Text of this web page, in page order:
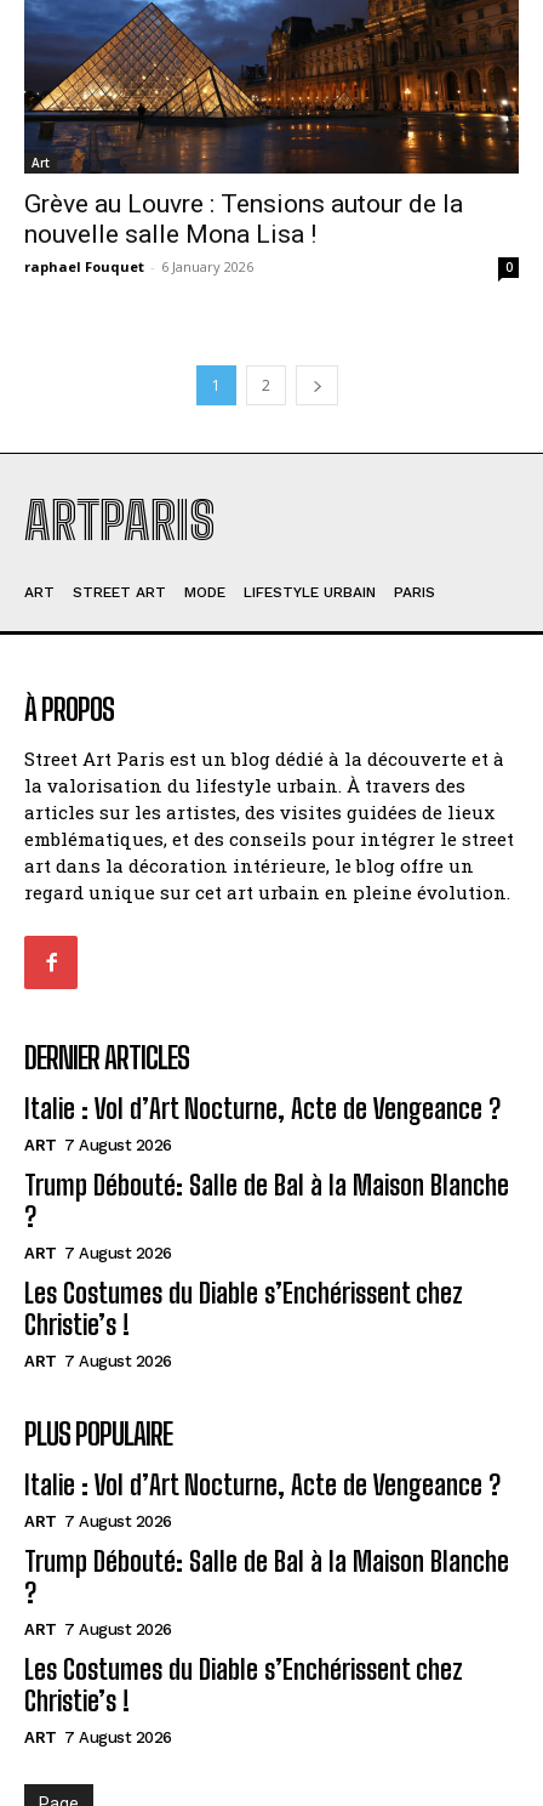
Art
Grève au Louvre : Tensions autour de la
nouvelle salle Mona Lisa !
raphael Fouquet - 6 January 2026 0
1 2
ARTPARIS
ART STREET ART MODE LIFESTYLE URBAIN PARIS
À PROPOS
Street Art Paris est un blog dédié à la découverte et à
la valorisation du lifestyle urbain. À travers des
articles sur les artistes, des visites guidées de lieux
emblématiques, et des conseils pour intégrer le street
art dans la décoration intérieure, le blog offre un
regard unique sur cet art urbain en pleine évolution.
DERNIER ARTICLES
Italie : Vol d’Art Nocturne, Acte de Vengeance ?
ART 7 August 2026
Trump Débouté: Salle de Bal à la Maison Blanche
?
ART 7 August 2026
Les Costumes du Diable s’Enchérissent chez
Christie’s !
ART 7 August 2026
PLUS POPULAIRE
Italie : Vol d’Art Nocturne, Acte de Vengeance ?
ART 7 August 2026
Trump Débouté: Salle de Bal à la Maison Blanche
?
ART 7 August 2026
Les Costumes du Diable s’Enchérissent chez
Christie’s !
ART 7 August 2026